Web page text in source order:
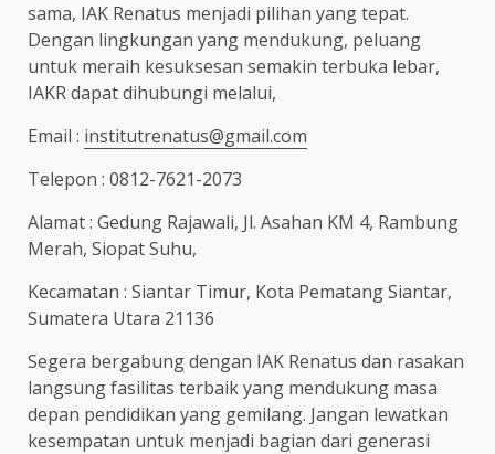
sama, IAK Renatus menjadi pilihan yang tepat.
Dengan lingkungan yang mendukung, peluang
untuk meraih kesuksesan semakin terbuka lebar,
IAKR dapat dihubungi melalui,
Email : institutrenatus@gmail.com
Telepon : 0812-7621-2073
Alamat : Gedung Rajawali, Jl. Asahan KM 4, Rambung
Merah, Siopat Suhu,
Kecamatan : Siantar Timur, Kota Pematang Siantar,
Sumatera Utara 21136
Segera bergabung dengan IAK Renatus dan rasakan
langsung fasilitas terbaik yang mendukung masa
depan pendidikan yang gemilang. Jangan lewatkan
kesempatan untuk menjadi bagian dari generasi